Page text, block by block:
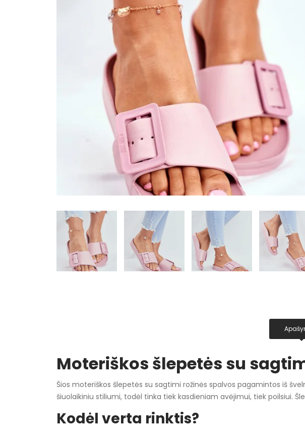
Moteriškos šlepetės su
Šios moteriškos šlepetės su sagtimi rožinės spalvos pagamintos iš
šiuolaikiniu stiliumi, todėl tinka tiek kasdieniam avėjimui, tiek poilsiui.
Kodėl verta rinktis?